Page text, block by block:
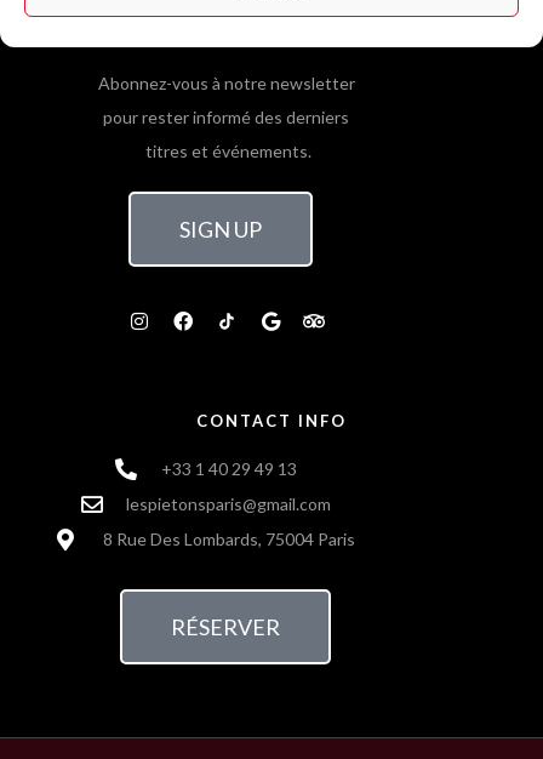
Abonnez-vous à notre newsletter
pour rester informé des derniers
titres et événements.
SIGN UP
CONTACT INFO
+33 1 40 29 49 13
lespietonsparis@gmail.com
8 Rue Des Lombards, 75004 Paris
RÉSERVER